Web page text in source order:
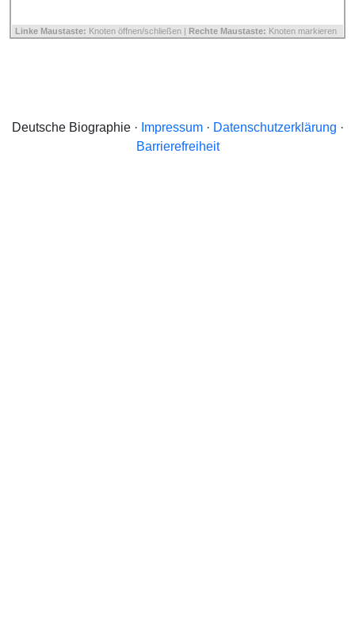
Linke Maustaste: Knoten öffnen/schließen | Rechte Maustaste: Knoten markieren
Deutsche Biographie · Impressum· Datenschutzerklärung ·
Barrierefreiheit